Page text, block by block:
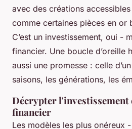
avec des créations
comme certaines pièces en or
C’est un investissement, oui -
financier. Une boucle d’oreille
aussi une promesse : celle
saisons, les générations, les
Décrypter l'investissement
financier
Les modèles les plus onéreux -